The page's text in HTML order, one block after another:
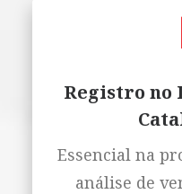
Registro no
Essencial na
análise de